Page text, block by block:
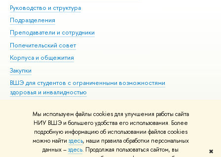
Мы используем файлы cookies для улучшения работы сайта
НИУ ВШЭ и большего удобства его использования. Более
подробную информацию об использовании файлов cookies
можно найти здесь, наши правила обработки персональных
данных –здесь. Продолжая пользоваться сайтом, вы
✖
Руководство и структура
Подразделения
Преподаватели и сотрудники
Попечительский совет
Корпуса и общежития
Закупки
ВШЭ для студентов с ограниченными возможностями
здоровья и инвалидностью
Единая платежная страница